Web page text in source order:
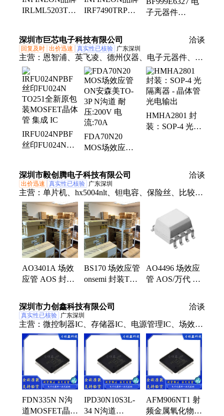
IRLML5203TRPBF
装48PCS
IRF7490TRPBF
45PCS
子元器件
SOT23封装 (RF
MOSFET)晶体
管
深圳市巨芯电子科技有限公司 洽谈
回复及时 出价迅速 真实性已核验 广东深圳
主营： 恩智浦、英飞凌、德州仪器、电子元器件、集
成电路、Ic芯片、ST
IRFU024NPBF
丝印FU024N
管 集成 IC
FDA70N20
MOS场效应管
3P N沟道 耐
压:200V 电
流:70A
HMHA2801 封
装：SOP-4 光隔
深圳市毅创腾电子科技有限公司 洽谈
出价迅速 真实性已核验 广东深圳
主营： 单片机、hx5004nlt、钽电容、保险丝、比较
器、二极管、lt6911uxc、触发器、检测器、监视器、
iw1691-03、变压器、35ce220ax、解码器、营模块、
lt2911r-d、隔离器、连接器、封装qfn、ths2522kj、三
极管、锁存器、snj54f04j、hsms-282c、ad8345arez
AO3401A 场效
应管 AOS 封装
MOSFET晶体管
BS170 场效应管
onsemi 封装TO-
晶体管
AO4496 场效应
管 AOS/万代 封
MOSFET晶体管
深圳市力创鑫科技有限公司 洽谈
真实性已核验 广东深圳
主营： 微控制器IC、存储器IC、电源管理IC、场效应
管(MOS管)、无线/射频IC、传感器芯片、逻辑IC
FDN335N N沟
道MOSFET晶体
IPD30N10S3L-
34 N沟道
AFM906NT1 射
频金属氧化物半